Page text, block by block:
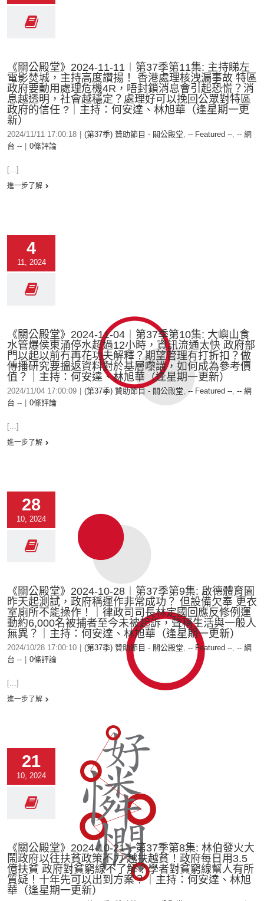
《關公殿堂》2024-11-11︱第37季第11集: 主持睇左
電影焚城，主持高度讚揚！ 香港處理核洩漏事故 特區
政府要動用處理危機4R，唔封鎖消息會引起恐慌？消
息越透明，社會越穩定？處理好可以挽回公眾對特區
政府的信任 ?｜主持：何安達、林旭華（逢星期一更
新）
2024/11/11 17:00:18 (第37季) 贊助節目 - 關公殿堂, -- Featured --, -- 網
台 --
0條評論
[...]
進一步了解
4
11, 2024
《關公殿堂》2024-11-04︱第37季第10集: 大嶼山食
水管爆侯東涌停水超過12小時，資訊流通太快 政府部
門以起以前冇再花功夫解釋？期望管理有打折扣？做
傳播研究要搵返資料對於基層嚟講，如何成為參考價
值？｜主持：何安達、林旭華（逢星期一更新）
2024/11/04 17:00:09 (第37季) 贊助節目 - 關公殿堂, -- Featured --, -- 網
台 --
0條評論
[...]
進一步了解
28
10, 2024
《關公殿堂》2024-10-28︱第37季第9集: 啟德體育園
昨天起測試，政府稱運作非常成功？ 但設備欠奉 更衣
室廁所不能操作！｜律政司司長林定國回應反修例運
動約6,000名被捕者至今未被起訴，聲稱生活與一般人
無異？｜主持：何安達、林旭華（逢星期一更新）
2024/10/28 17:00:10 (第37季) 贊助節目 - 關公殿堂, -- Featured --, -- 網
台 --
0條評論
[...]
進一步了解
21
10, 2024
《關公殿堂》2024-10-21︱第37季第8集: 林伯發火大
鬧政府以往扶貧政策不力 越扶越貧！政府每日用3.5
億扶貧 政府對貧窮線不了解？學者對貧窮線幫人有所
質疑！十年先可以出到方案？｜主持：何安達、林旭
華（逢星期一更新）